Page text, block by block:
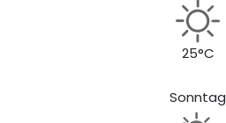
25°C
Sonntag